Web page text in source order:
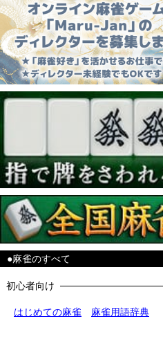
●麻雀のすべて
初心者向け
はじめての麻雀 麻雀用語辞典